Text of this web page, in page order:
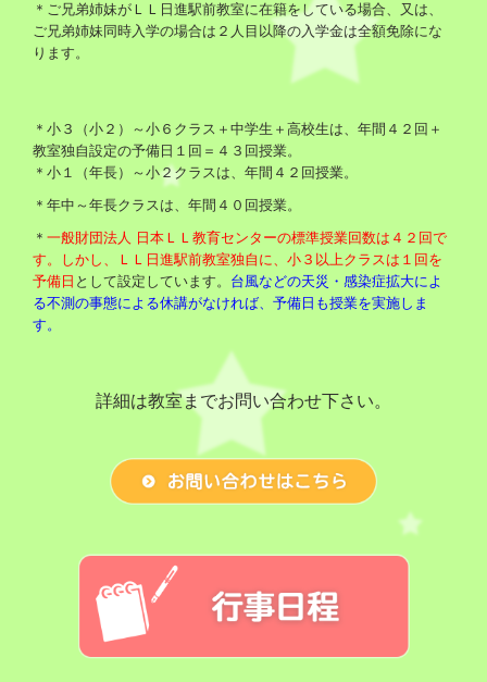
＊ご兄弟姉妹がＬＬ日進駅前教室に在籍をしている場合、又は、
ご兄弟姉妹同時入学の場合は２人目以降の入学金は全額免除にな
ります。
＊小３（小２）～小６クラス＋中学生＋高校生は、年間４２回＋
教室独自設定の予備日１回＝４３回授業。
＊小１（年長）～小２クラスは、年間４２回授業。
＊年中～年長クラスは、年間４０回授業。
＊ 一般財団法人 日本ＬＬ教育センターの標準授業回数は４２回で
す。しかし、ＬＬ日進駅前教室独自に、小３以上クラスは１回を
予備日 として設定しています。 台風などの天災・感染症拡大によ
る不測の事態による休講がなければ、予備日も授業を実施しま
す。
詳細は教室までお問い合わせ下さい。